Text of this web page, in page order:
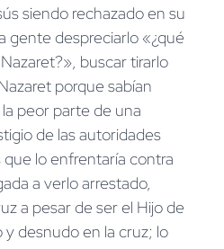
siendo rechazado en su
gente despreciarlo «¿qué
buscar tirarlo
porque sabían
peor parte de una
de las autoridades
que lo enfrentaría contra
a verlo arrestado,
a pesar de ser el Hijo de
y desnudo en la cruz; lo